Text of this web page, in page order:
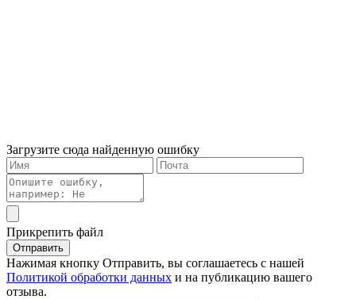
Загрузите сюда найденную ошибку
Прикрепить файл
Отправить
Нажимая кнопку Отправить, вы соглашаетесь с нашей
Политикой обработки данных и на публикацию вашего
отзыва.